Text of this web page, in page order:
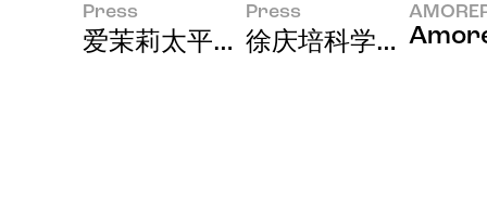
Press
爱茉莉太平洋集团2025年经营业绩
Press
徐庆培科学财团举